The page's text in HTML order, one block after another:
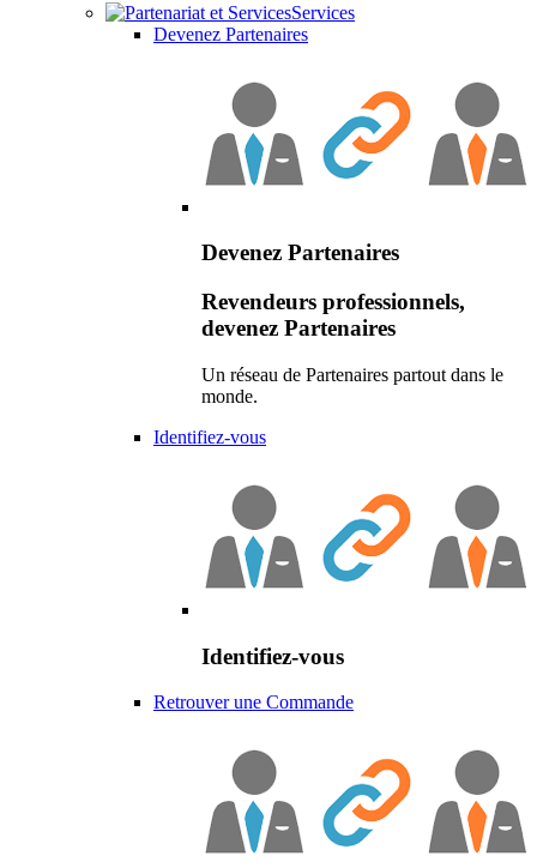
Services
Devenez Partenaires
Devenez Partenaires
Revendeurs professionnels,
devenez Partenaires
Un réseau de Partenaires partout dans le
monde.
Identifiez-vous
Identifiez-vous
Retrouver une Commande